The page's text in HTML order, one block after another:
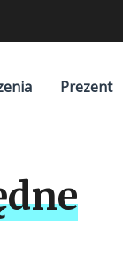
Prezent